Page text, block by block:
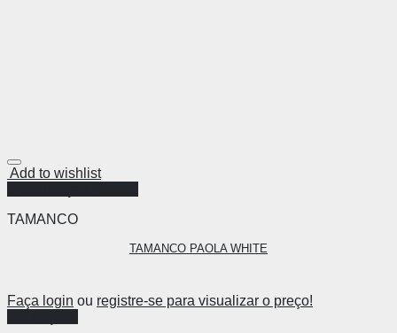
Add to wishlist
TAMANCO
TAMANCO PAOLA WHITE
Faça login ou registre-se para visualizar o preço!